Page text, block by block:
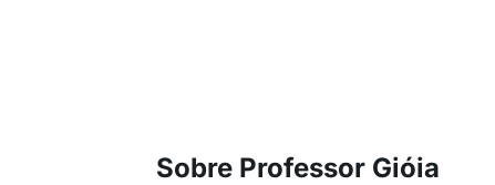
Sobre Professor Gióia